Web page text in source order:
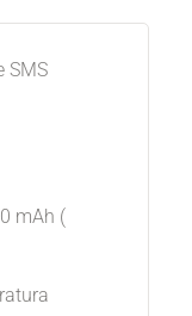
SMS
mAh (